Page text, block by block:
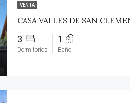
VENTA
3
Dormitorios
1
Baño